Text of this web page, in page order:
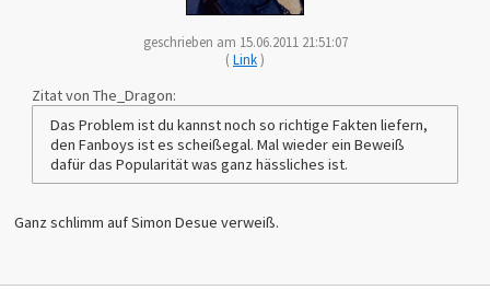
geschrieben am 15.06.2011 21:51:07
(Link)
Zitat von The_Dragon:
Das Problem ist du kannst noch so richtige Fakten liefern,
den Fanboys ist es scheißegal. Mal wieder ein Beweiß
dafür das Popularität was ganz hässliches ist.
Ganz schlimm auf Simon Desue verweiß.